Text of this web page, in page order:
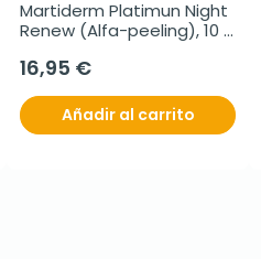
Martiderm Platimun Night
Renew (Alfa-peeling), 10
16,95 €
Añadir al carrito